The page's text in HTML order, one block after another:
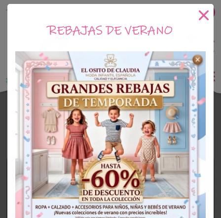
El Osito de Claudia
Tu tienda online de Moda Infantil
0€
Outlet Niña
OUTLET
REBAJAS DE VERANO